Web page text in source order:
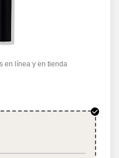
en línea y en tienda